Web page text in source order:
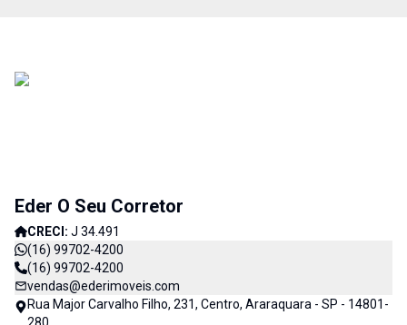
Eder O Seu Corretor
CRECI: J 34.491
(16) 99702-4200
(16) 99702-4200
vendas@ederimoveis.com
Rua Major Carvalho Filho, 231, Centro, Araraquara - SP - 14801-